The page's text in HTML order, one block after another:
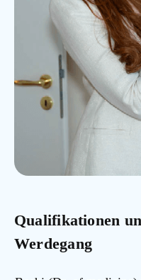
Qualifikationen
Werdegang